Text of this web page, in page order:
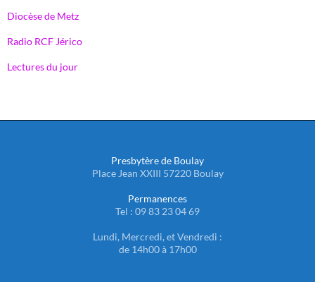
Diocèse de Metz
Radio RCF Jérico
Lectures du jour
Presbytère de Boulay
Place Jean XXIII 57220 Boulay
Permanences
Tel : 09 83 23 04 69
Lundi, Mercredi, et Vendredi :
de 14h00 à 17h00